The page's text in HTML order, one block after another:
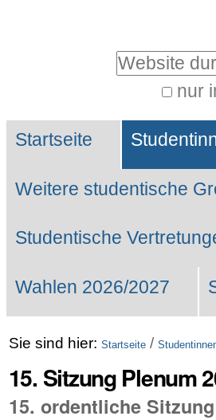
Website durchsuchen
nur
Suche…
Sektionen
Startseite
Weitere studentische
Studentische
Wahlen 2026/2027
Sie sind hier: Startseite /
15. Sitzung Plenum
15. ordentliche